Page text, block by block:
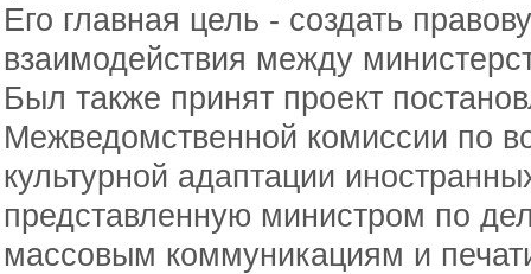
Его главная цель - создать
взаимодействия между
Был также принят проект
Межведомственной комиссии по
культурной адаптации
представленную министром по
массовым коммуникациям и